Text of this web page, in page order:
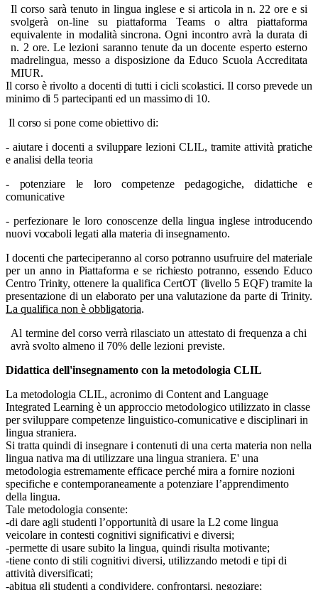
Il corso sarà tenuto in lingua inglese e si articola in n. 22 ore e si
svolgerà on-line su piattaforma Teams o altra piattaforma
equivalente in modalità sincrona. Ogni incontro avrà la durata di
n. 2 ore. Le lezioni saranno tenute da un docente esperto esterno
madrelingua, messo a disposizione da Educo Scuola Accreditata
MIUR.
Il corso è rivolto a docenti di tutti i cicli scolastici. Il corso prevede un
minimo di 5 partecipanti ed un massimo di 10.
Il corso si pone come obiettivo di:
- aiutare i docenti a sviluppare lezioni CLIL, tramite attività pratiche
e analisi della teoria
- potenziare le loro competenze pedagogiche, didattiche e
comunicative
- perfezionare le loro conoscenze della lingua inglese introducendo
nuovi vocaboli legati alla materia di insegnamento.
I docenti che parteciperanno al corso potranno usufruire del materiale
per un anno in Piattaforma e se richiesto potranno, essendo Educo
Centro Trinity, ottenere la qualifica CertOT (livello 5 EQF) tramite la
presentazione di un elaborato per una valutazione da parte di Trinity.
La qualifica non è obbligatoria.
Al termine del corso verrà rilasciato un attestato di frequenza a chi
avrà svolto almeno il 70% delle lezioni previste.
Didattica dell'insegnamento con la metodologia CLIL
La metodologia CLIL, acronimo di Content and Language
Integrated Learning è un approccio metodologico utilizzato in classe
per sviluppare competenze linguistico-comunicative e disciplinari in
lingua straniera.
Si tratta quindi di insegnare i contenuti di una certa materia non nella
lingua nativa ma di utilizzare una lingua straniera. E' una
metodologia estremamente efficace perché mira a fornire nozioni
specifiche e contemporaneamente a potenziare l’apprendimento
della lingua.
Tale metodologia consente:
-di dare agli studenti l’opportunità di usare la L2 come lingua
veicolare in contesti cognitivi significativi e diversi;
-permette di usare subito la lingua, quindi risulta motivante;
-tiene conto di stili cognitivi diversi, utilizzando metodi e tipi di
attività diversificati;
-abitua gli studenti a condividere, confrontarsi, negoziare;